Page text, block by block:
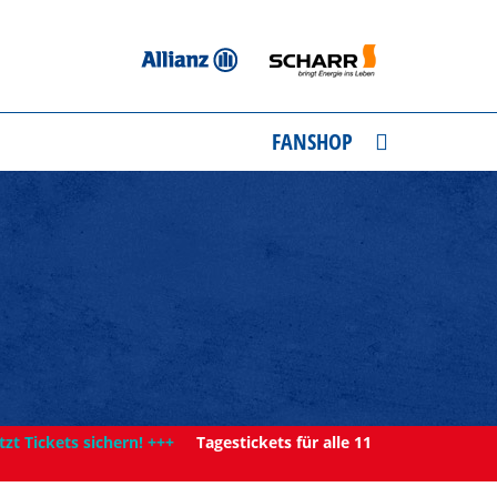
FANSHOP
Tickets sichern! +++ Tagestickets für alle 11